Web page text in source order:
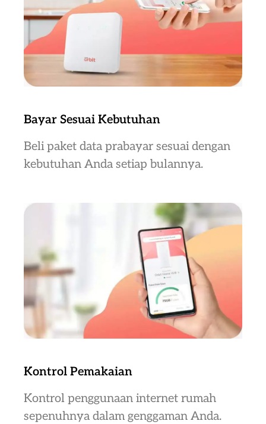
Bayar Sesuai Kebutuhan
Beli paket data prabayar sesuai dengan
kebutuhan Anda setiap bulannya.
Kontrol Pemakaian
Kontrol penggunaan internet rumah
sepenuhnya dalam genggaman Anda.